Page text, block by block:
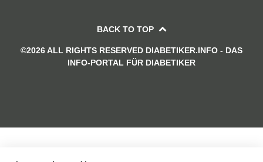
BACK TO TOP
©2026 ALL RIGHTS RESERVED DIABETIKER.INFO - DAS
INFO-PORTAL FÜR DIABETIKER